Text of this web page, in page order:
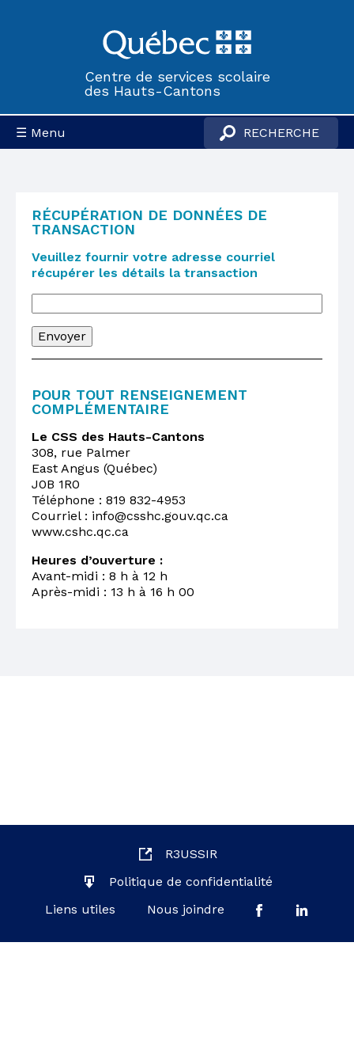
Centre de services scolaire
des Hauts-Cantons
☰ Menu
RÉCUPÉRATION DE DONNÉES DE
TRANSACTION
Veuillez fournir votre adresse courriel
récupérer les détails la transaction
Envoyer
POUR TOUT RENSEIGNEMENT
COMPLÉMENTAIRE
Le CSS des Hauts-Cantons
308, rue Palmer
East Angus (Québec)
J0B 1R0
Téléphone : 819 832-4953
Courriel : info@csshc.gouv.qc.ca
www.cshc.qc.ca
Heures d’ouverture :
Avant-midi : 8 h à 12 h
Après-midi : 13 h à 16 h 00
R3USSIR
Politique de confidentialité
Liens utiles
Nous joindre